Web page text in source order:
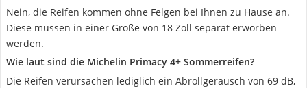
Nein, die Reifen kommen ohne Felgen bei Ihnen zu Hause an.
Diese müssen in einer Größe von 18 Zoll separat erworben
werden.
Wie laut sind die Michelin Primacy 4+ Sommerreifen?
Die Reifen verursachen lediglich ein Abrollgeräusch von 69 dB,